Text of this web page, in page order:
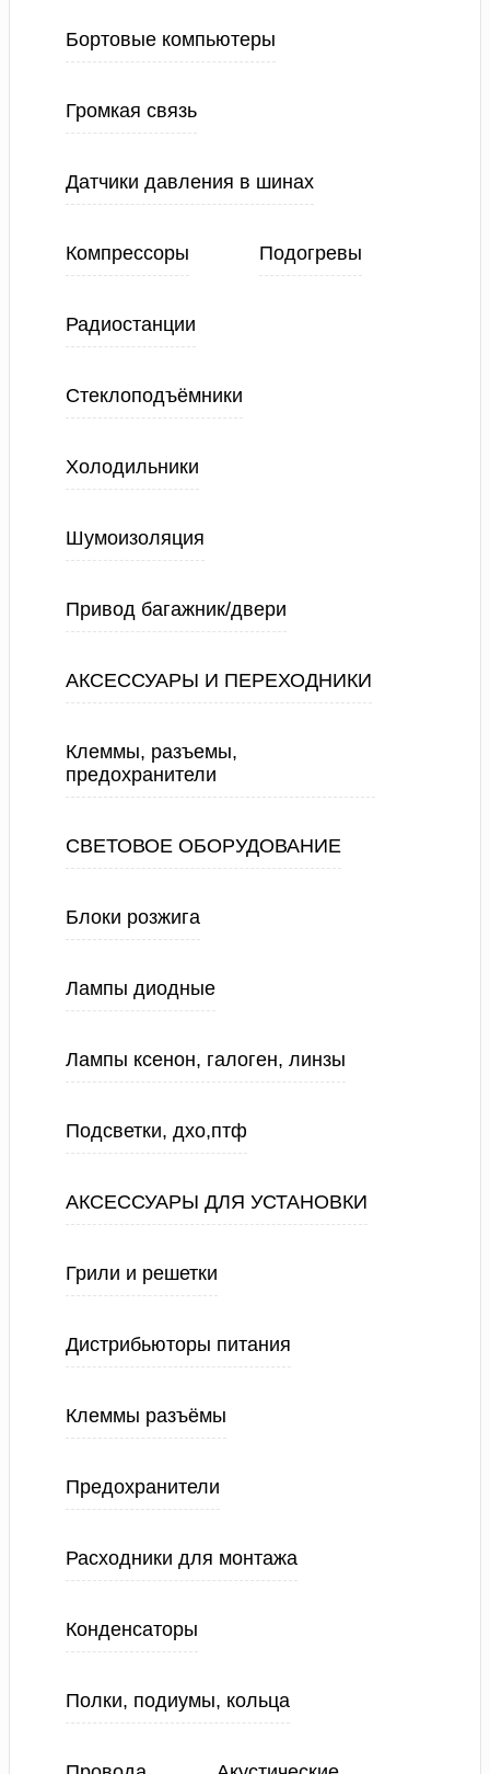
Бортовые компьютеры
Громкая связь
Датчики давления в шинах
Компрессоры Подогревы
Радиостанции
Стеклоподъёмники
Холодильники
Шумоизоляция
Привод багажник/двери
АКСЕССУАРЫ И ПЕРЕХОДНИКИ
Клеммы, разъемы,
предохранители
СВЕТОВОЕ ОБОРУДОВАНИЕ
Блоки розжига
Лампы диодные
Лампы ксенон, галоген, линзы
Подсветки, дхо,птф
АКСЕССУАРЫ ДЛЯ УСТАНОВКИ
Грили и решетки
Дистрибьюторы питания
Клеммы разъёмы
Предохранители
Расходники для монтажа
Конденсаторы
Полки, подиумы, кольца